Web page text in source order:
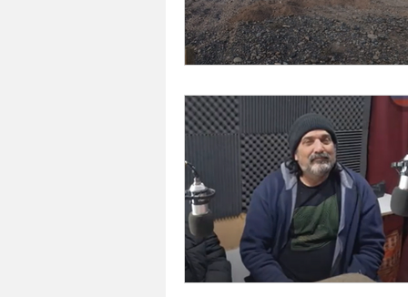
Fernando Barraza
Mario Cippitelli Deportes
Mauricio Bertuzzi Arte en
Maria A, Martinez Rayén